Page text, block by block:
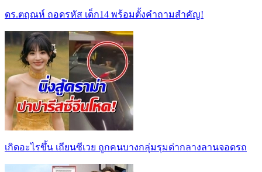
ดร.ตฤณห์ ถอดรหัส เด็ก14 พร้อมตั้งคำถามสำคัญ!
เกิดอะไรขึ้น เถียนซีเวย ถูกคนบางกลุ่มรุมด่ากลางลานจอดรถ